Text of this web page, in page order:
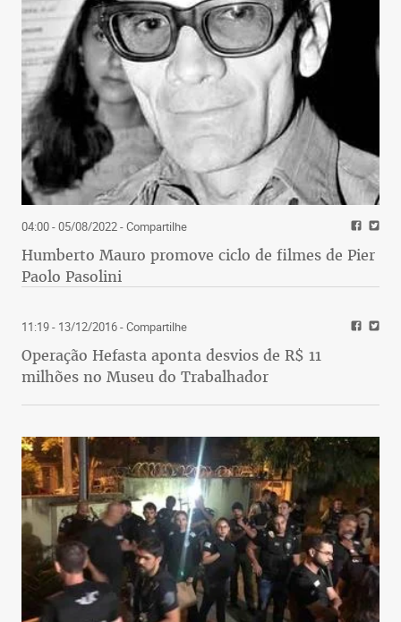
04:00 - 05/08/2022- Compartilhe
Humberto Mauro promove ciclo de filmes de Pier
Paolo Pasolini
11:19 - 13/12/2016- Compartilhe
Operação Hefasta aponta desvios de R$ 11
milhões no Museu do Trabalhador